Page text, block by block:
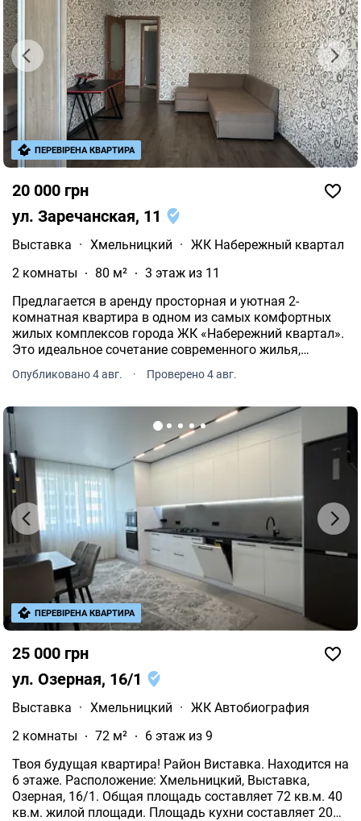
20 000 грн
ул. Заречанская, 11
Выставка · Хмельницкий · ЖК Набережный квартал
2 комнаты
80 м²
3 этаж из 11
Предлагается в аренду просторная и уютная 2-
комнатная квартира в одном из самых комфортных
жилых комплексов города ЖК «Набережний квартал».
Это идеальное сочетание современного жилья,
комфортной ежедневной жизни. Общая площадь: 80
Опубликовано 4 авг. · Проверено 4 авг.
ПЕРЕВІРЕНА КВАРТИРА
25 000 грн
ул. Озерная, 16/1
Выставка · Хмельницкий · ЖК Автобиография
2 комнаты
72 м²
6 этаж из 9
Твоя будущая квартира! Район Виставка. Находится на
6 этаже. Расположение: Хмельницкий, Выставка,
Озерная, 16/1. Общая площадь составляет 72 кв.м. 40
кв.м. жилой площади. Площадь кухни составляет 20
ПЕРЕВІРЕНА КВАРТИРА